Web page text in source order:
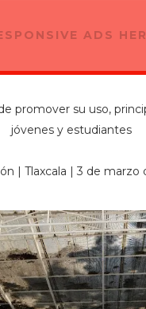
ADS
promover su uso,
jóvenes y estudiantes
| Tlaxcala | 3 de marzo